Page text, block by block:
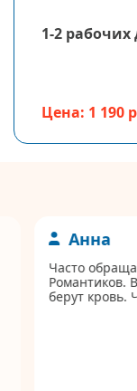
1-2 рабочих
Цена: 1 190
Анна
Часто
Романтиков.
берут кровь.